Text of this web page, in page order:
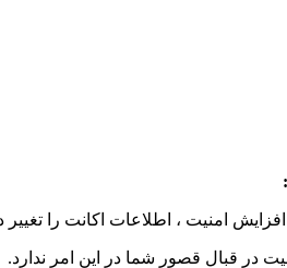
را تغییر دهید و همچنین پس از تکمیل سفارش٬ تایید دو
در قبال قصور شما در این امر ندارد.